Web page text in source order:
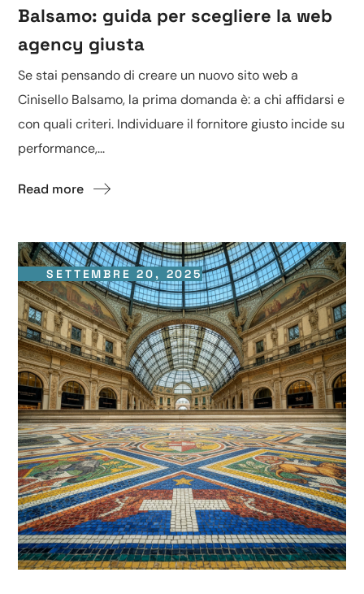
Balsamo: guida per scegliere la web
agency giusta
Se stai pensando di creare un nuovo sito web a
Cinisello Balsamo, la prima domanda è: a chi affidarsi e
con quali criteri. Individuare il fornitore giusto incide su
performance,...
Read more
SETTEMBRE 20, 2025